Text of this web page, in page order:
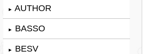
► AUTHOR
► BASSO
► BESV